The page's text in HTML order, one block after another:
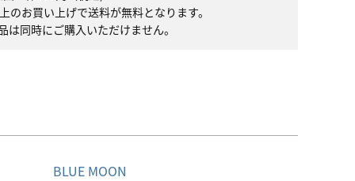
のお買い上げで送料が無料となります。
同時にご購入いただけません。
BLUE MOON